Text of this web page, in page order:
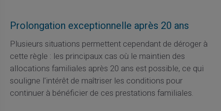
Prolongation exceptionnelle après 20 ans
Plusieurs situations permettent cependant de déroger à
cette règle : les principaux cas où le maintien des
allocations familiales après 20 ans est possible, ce qui
souligne l'intérêt de maîtriser les conditions pour
continuer à bénéficier de ces prestations familiales.